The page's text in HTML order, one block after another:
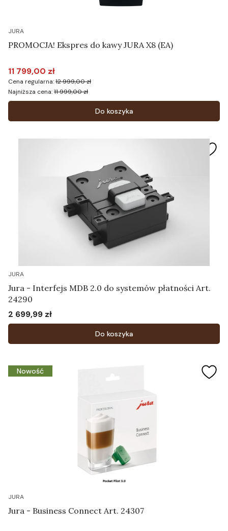
JURA
PROMOCJA! Ekspres do kawy JURA X8 (EA)
Cena promocyjna
11 799,00 zł
Cena regularna:12 999,00 zł
Najniższa cena:11 999,00 zł
Do koszyka
JURA
Jura - Interfejs MDB 2.0 do systemów płatności Art.
24290
Cena
2 699,99 zł
Do koszyka
Nowość
JURA
Jura - Business Connect Art. 24307